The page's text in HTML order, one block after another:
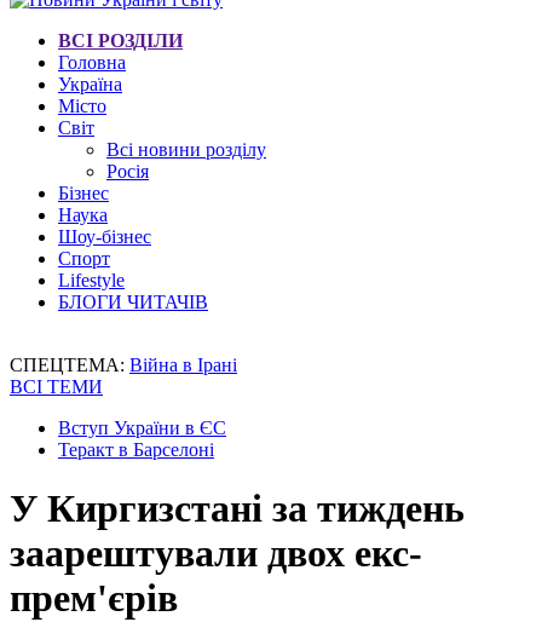
ВСІ РОЗДІЛИ
Головна
Україна
Місто
Світ
Всі новини розділу
Росія
Бізнес
Наука
Шоу-бізнес
Спорт
Lifestyle
БЛОГИ ЧИТАЧІВ
СПЕЦТЕМА: Війна в Ірані
ВСІ ТЕМИ
Вступ України в ЄС
Теракт в Барселоні
У Киргизстані за тиждень
заарештували двох екс-
прем'єрів